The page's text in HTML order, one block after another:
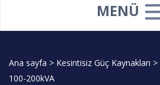
MENÜ
Ana sayfa > Kesintisiz Güç Kaynakları >
100-200kVA